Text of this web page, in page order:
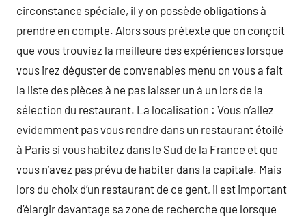
circonstance spéciale, il y on possède obligations à
prendre en compte. Alors sous prétexte que on conçoit
que vous trouviez la meilleure des expériences lorsque
vous irez déguster de convenables menu on vous a fait
la liste des pièces à ne pas laisser un à un lors de la
sélection du restaurant. La localisation : Vous n’allez
evidemment pas vous rendre dans un restaurant étoilé
à Paris si vous habitez dans le Sud de la France et que
vous n’avez pas prévu de habiter dans la capitale. Mais
lors du choix d’un restaurant de ce gent, il est important
d’élargir davantage sa zone de recherche que lorsque